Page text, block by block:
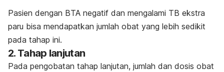
Pasien dengan BTA negatif dan mengalami TB ekstra
paru bisa mendapatkan jumlah obat yang lebih sedikit
pada tahap ini.
2. Tahap lanjutan
Pada pengobatan tahap lanjutan, jumlah dan dosis obat